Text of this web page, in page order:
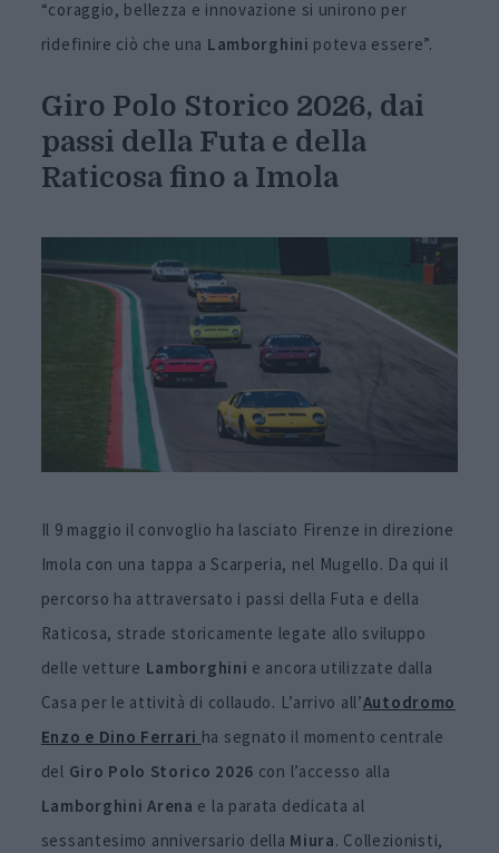
“coraggio, bellezza e innovazione si unirono per
ridefinire ciò che una Lamborghini poteva essere”.
Giro Polo Storico 2026, dai
passi della Futa e della
Raticosa fino a Imola
Il 9 maggio il convoglio ha lasciato Firenze in direzione
Imola con una tappa a Scarperia, nel Mugello. Da qui il
percorso ha attraversato i passi della Futa e della
Raticosa, strade storicamente legate allo sviluppo
delle vetture Lamborghini e ancora utilizzate dalla
Casa per le attività di collaudo. L’arrivo all’Autodromo
Enzo e Dino Ferrari ha segnato il momento centrale
del Giro Polo Storico 2026 con l’accesso alla
Lamborghini Arena e la parata dedicata al
sessantesimo anniversario della Miura. Collezionisti,